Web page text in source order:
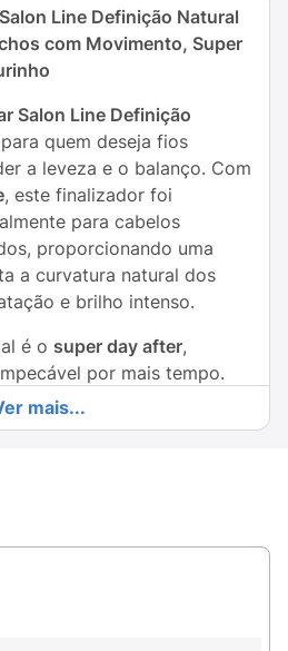
Line Definição Natural
com Movimento, Super
Salon Line Definição
quem deseja fios
a leveza e o balanço. Com
, este finalizador foi
para cabelos
proporcionando uma
a curvatura natural dos
e brilho intenso.
é o super day after,
por mais tempo.
durinho"
a formação das ondas e
com movimento natural e
mais...